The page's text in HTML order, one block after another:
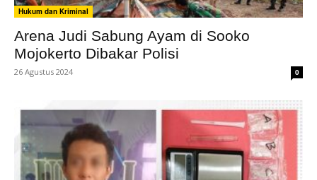
Hukum dan Kriminal
Arena Judi Sabung Ayam di Sooko
Mojokerto Dibakar Polisi
26 Agustus 2024 0